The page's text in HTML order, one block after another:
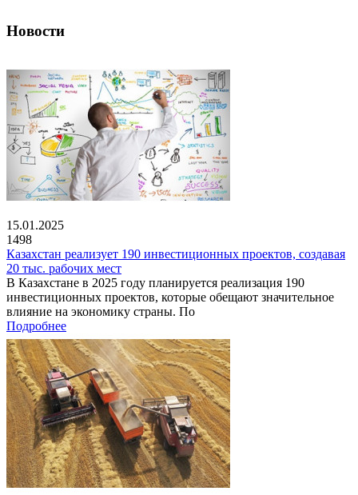
Новости
15.01.2025
1498
Казахстан реализует 190 инвестиционных проектов, создавая
20 тыс. рабочих мест
В Казахстане в 2025 году планируется реализация 190
инвестиционных проектов, которые обещают значительное
влияние на экономику страны. По
Подробнее